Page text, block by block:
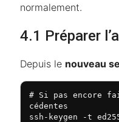
normalement.
4.1 Préparer
Depuis le nouveau
# Si pas encore
cédentes
ssh-keygen -t